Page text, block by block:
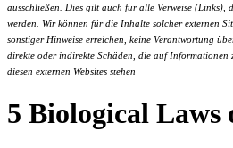
ausschließen. Dies gilt auch für alle Verweise (Links),
werden. Wir können für die Inhalte solcher externen
sonstiger Hinweise erreichen, keine Verantwortung
direkte oder indirekte Schäden, die auf Informationen
diesen externen Websites stehen
5 Biological Laws